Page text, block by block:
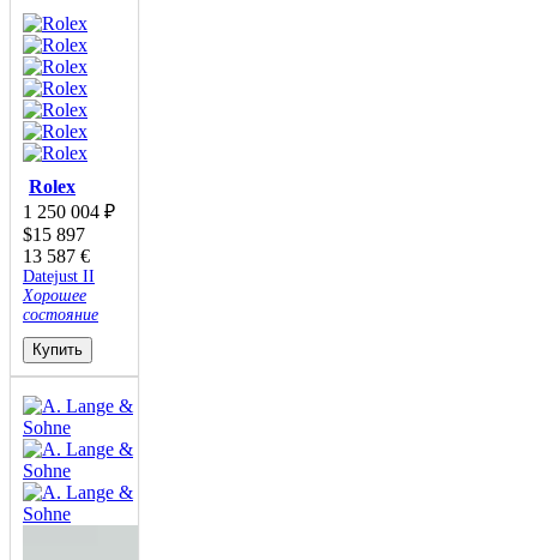
Rolex
1 250 004 ₽
$15 897
13 587 €
Datejust II
Хорошее
состояние
Купить